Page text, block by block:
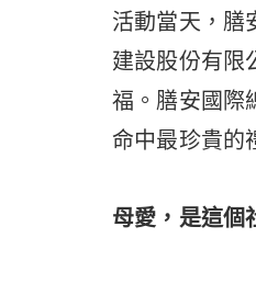
活動當天，膳
建設股份有限
福。膳安國際
命中最珍貴的
母愛，是這個